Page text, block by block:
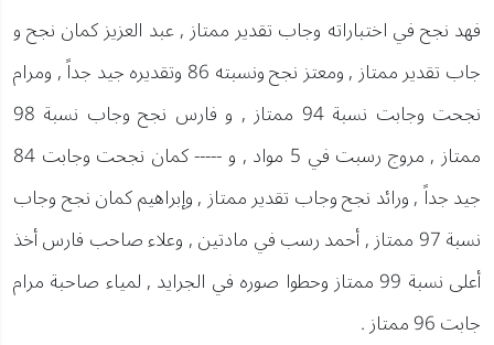
فهد نجح في اختباراته وجاب تقدير ممتاز , عبد العزيز كمان نجح و
جاب تقدير ممتاز , ومعتز نجح ونسبته 86 وتقديره جيد جداً , ومرام
نجحت وجابت نسبة 94 ممتاز , و فارس نجح وجاب نسبة 98
ممتاز , مروج رسبت في 5 مواد , و ----- كمان نجحت وجابت 84
جيد جداً , ورائد نجح وجاب تقدير ممتاز , وإبراهيم كمان نجح وجاب
نسبة 97 ممتاز , أحمد رسب في مادتين , وعلاء صاحب فارس أخذ
أعلى نسبة 99 ممتاز وحطوا صوره في الجرايد , لمياء صاحبة مرام
جابت 96 ممتاز .